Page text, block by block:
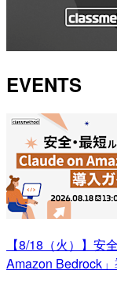
EVENTS
【8/18（火）】安
Amazon Bedrock